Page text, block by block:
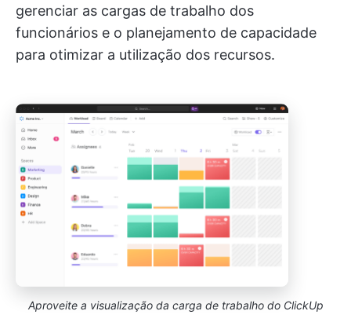
gerenciar as cargas de trabalho dos
funcionários e o planejamento de capacidade
para otimizar a utilização dos recursos.
Aproveite a visualização da carga de trabalho do ClickUp